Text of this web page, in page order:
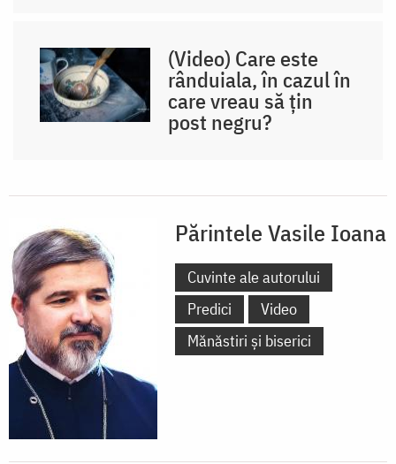
(Video) Care este
rânduiala, în cazul în
care vreau să țin
post negru?
Părintele Vasile Ioana
Cuvinte ale autorului
Predici
Video
Mănăstiri și biserici